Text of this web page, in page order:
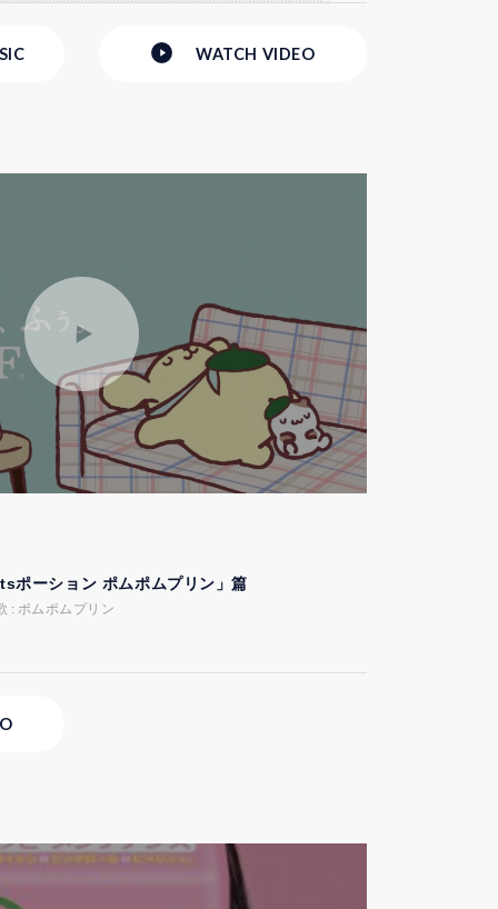
WATCH VIDEO
ポーション ポムポムプリン」篇
: ポムポムプリン